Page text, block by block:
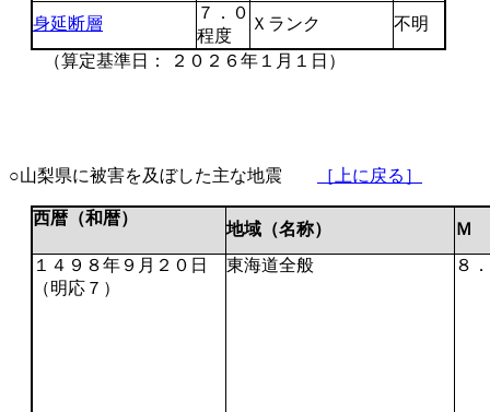
身延断層
７．０
程度
Ｘランク
不明
（算定基準日： ２０２６年１月１日）
○山梨県に被害を及ぼした主な地震 ［上に戻る］
西暦（和暦）
地域（名称）
Ｍ
１４９８年９月２０日
（明応７）
東海道全般 ８